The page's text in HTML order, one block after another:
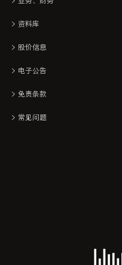
资料库
股价信息
电子公告
免责条款
常见问题